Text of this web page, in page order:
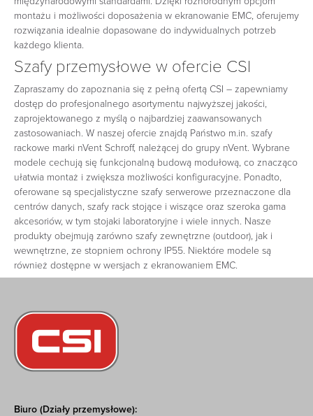
montażu i możliwości doposażenia w ekranowanie EMC, oferujemy
rozwiązania idealnie dopasowane do indywidualnych potrzeb
każdego klienta.
Szafy przemysłowe w ofercie CSI
Zapraszamy do zapoznania się z pełną ofertą CSI – zapewniamy
dostęp do profesjonalnego asortymentu najwyższej jakości,
zaprojektowanego z myślą o najbardziej zaawansowanych
zastosowaniach. W naszej ofercie znajdą Państwo m.in. szafy
rackowe marki nVent Schroff, należącej do grupy nVent. Wybrane
modele cechują się funkcjonalną budową modułową, co znacząco
ułatwia montaż i zwiększa możliwości konfiguracyjne. Ponadto,
oferowane są specjalistyczne szafy serwerowe przeznaczone dla
centrów danych, szafy rack stojące i wiszące oraz szeroka gama
akcesoriów, w tym stojaki laboratoryjne i wiele innych. Nasze
produkty obejmują zarówno szafy zewnętrzne (outdoor), jak i
wewnętrzne, ze stopniem ochrony IP55. Niektóre modele są
również dostępne w wersjach z ekranowaniem EMC.
Biuro (Działy przemysłowe):